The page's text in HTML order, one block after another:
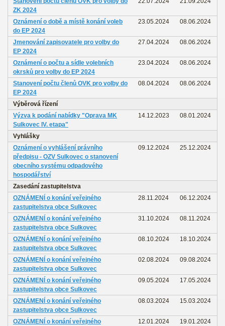
ZK 2024
Oznámení o době a místě konání voleb
do EP 2024
23.05.2024 08.06.2024
Jmenování zapisovatele pro volby do
EP 2024
27.04.2024 08.06.2024
Oznámení o počtu a sídle volebních
okrsků pro volby do EP 2024
23.04.2024 08.06.2024
Stanovení počtu členů OVK pro volby do
EP 2024
08.04.2024 08.06.2024
Výběrová řízení
Výzva k podání nabídky "Oprava MK
Sulkovec IV. etapa"
14.12.2023 08.01.2024
Vyhlášky
Oznámení o vyhlášení právního
předpisu - OZV Sulkovec o stanovení
obecního systému odpadového
hospodářství
09.12.2024 25.12.2024
Zasedání zastupitelstva
OZNÁMENÍ o konání veřejného
zastupitelstva obce Sulkovec
28.11.2024 06.12.2024
OZNÁMENÍ o konání veřejného
zastupitelstva obce Sulkovec
31.10.2024 08.11.2024
OZNÁMENÍ o konání veřejného
zastupitelstva obce Sulkovec
08.10.2024 18.10.2024
OZNÁMENÍ o konání veřejného
zastupitelstva obce Sulkovec
02.08.2024 09.08.2024
OZNÁMENÍ o konání veřejného
zastupitelstva obce Sulkovec
09.05.2024 17.05.2024
OZNÁMENÍ o konání veřejného
zastupitelstva obce Sulkovec
08.03.2024 15.03.2024
OZNÁMENÍ o konání veřejného
12.01.2024 19.01.2024